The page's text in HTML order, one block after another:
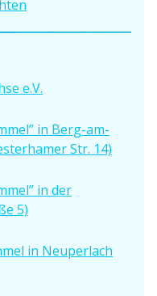
e.V.
in Berg-am-
Str. 14)
in der
5)
in Neuperlach